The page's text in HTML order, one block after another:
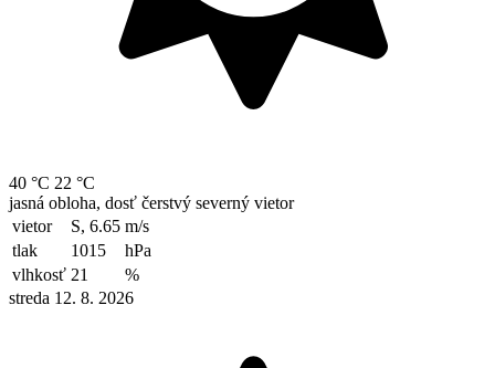
40 °C 22 °C
jasná obloha, dosť čerstvý severný vietor
vietor
S, 6.65 m/s
tlak
1015
hPa
vlhkosť 21
%
streda 12. 8. 2026